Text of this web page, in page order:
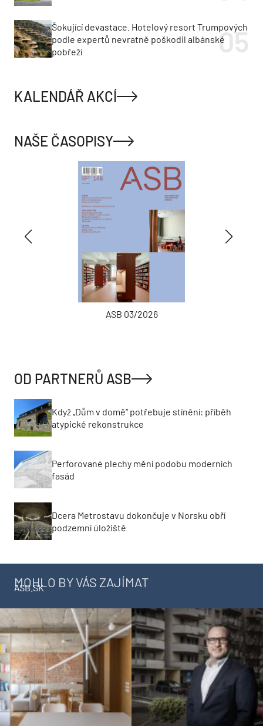
Šokující devastace. Hotelový resort Trumpových
podle expertů nevratně poškodil albánské
pobřeží
KALENDÁŘ AKCÍ
NAŠE ČASOPISY
ASB 03/2026
OD PARTNERŮ ASB
Když „Dům v domě“ potřebuje stínění: příběh
atypické rekonstrukce
Perforované plechy mění podobu moderních
fasád
Dcera Metrostavu dokončuje v Norsku obří
podzemní úložiště
MOHLO BY VÁS ZAJÍMAT
ASB.SK